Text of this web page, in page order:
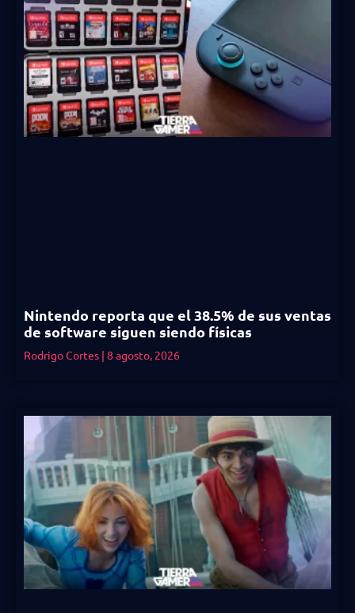
Nintendo reporta que el 38.5% de sus ventas
de software siguen siendo físicas
Rodrigo Cortes 8 agosto, 2026